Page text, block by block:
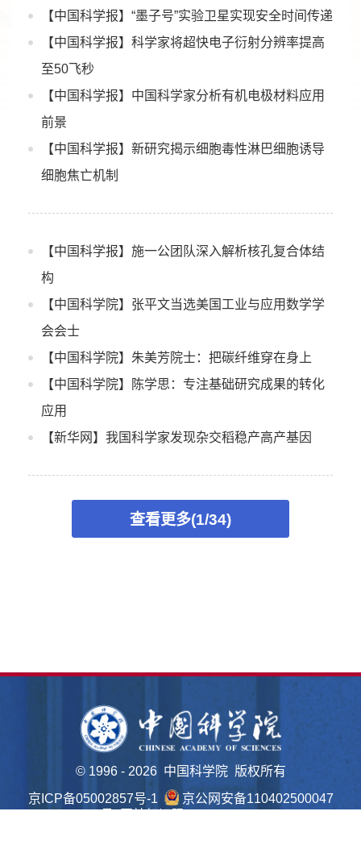
【中国科学报】“墨子号”实验卫星实现安全时间传递
【中国科学报】科学家将超快电子衍射分辨率提高
至50飞秒
【中国科学报】中国科学家分析有机电极材料应用
前景
【中国科学报】新研究揭示细胞毒性淋巴细胞诱导
细胞焦亡机制
【中国科学报】施一公团队深入解析核孔复合体结
构
【中国科学院】张平文当选美国工业与应用数学学
会会士
【中国科学院】朱美芳院士：把碳纤维穿在身上
【中国科学院】陈学思：专注基础研究成果的转化
应用
【新华网】我国科学家发现杂交稻稳产高产基因
查看更多(1/34)
© 1996 - 2026 中国科学院 版权所有
京ICP备05002857号-1
京公网安备110402500047